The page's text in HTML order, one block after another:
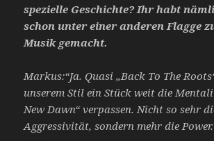
spezielle Geschichte? Ihr habt
schon unter einer anderen Flagge
Musik gemacht.
Markus:“Ja. Quasi „Back To The
unserem Stil ein Stück weit die
New Dawn“ verpassen. Nicht so sehr
Aggressivität, sondern mehr die Power.